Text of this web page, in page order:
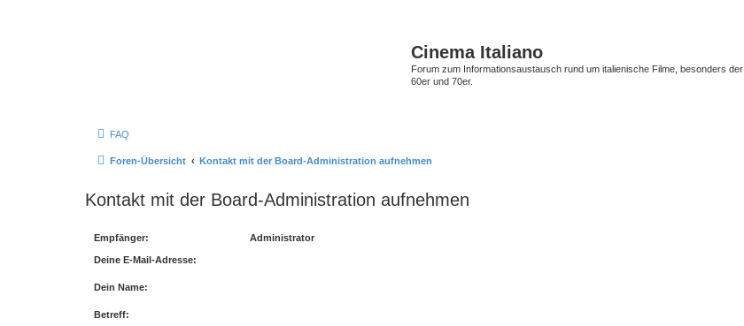
Cinema Italiano
Forum zum Informationsaustausch rund um italienische Filme, besonders der
60er und 70er.
FAQ
Foren-Übersicht Kontakt mit der Board-Administration aufnehmen
Kontakt mit der Board-Administration aufnehmen
Empfänger: Administrator
Deine E-Mail-Adresse:
Dein Name:
Betreff: